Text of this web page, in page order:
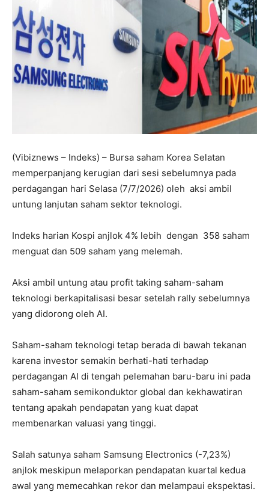
(Vibiznews – Indeks) – Bursa saham Korea Selatan
memperpanjang kerugian dari sesi sebelumnya pada
perdagangan hari Selasa (7/7/2026) oleh aksi ambil
untung lanjutan saham sektor teknologi.
Indeks harian Kospi anjlok 4% lebih dengan 358 saham
menguat dan 509 saham yang melemah.
Aksi ambil untung atau profit taking saham-saham
teknologi berkapitalisasi besar setelah rally sebelumnya
yang didorong oleh AI.
Saham-saham teknologi tetap berada di bawah tekanan
karena investor semakin berhati-hati terhadap
perdagangan AI di tengah pelemahan baru-baru ini pada
saham-saham semikonduktor global dan kekhawatiran
tentang apakah pendapatan yang kuat dapat
membenarkan valuasi yang tinggi.
Salah satunya saham Samsung Electronics (-7,23%)
anjlok meskipun melaporkan pendapatan kuartal kedua
awal yang memecahkan rekor dan melampaui ekspektasi.